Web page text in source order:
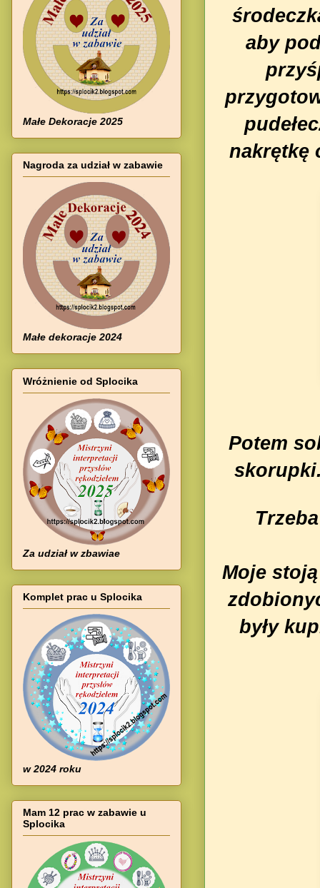
aby
nakrętkę
Potem
Moje
były
Małe Dekoracje 2025
Nagroda za udział w zabawie
Małe dekoracje 2024
Wróżnienie od Splocika
Za udział w zbawiae
Komplet prac u Splocika
w 2024 roku
Mam 12 prac w zabawie u
Splocika